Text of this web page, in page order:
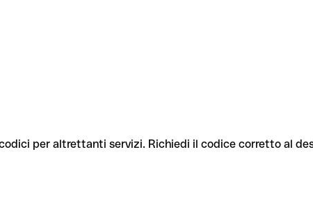
per altrettanti servizi. Richiedi il codice corretto al